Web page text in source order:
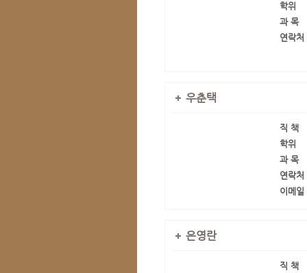
학위
과 목
연락처
우춘택
직 책
학위
과 목
연락처
이메일
은영란
직 책